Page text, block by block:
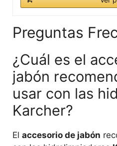
Preguntas
¿Cuál es el
jabón
usar con las
Karcher?
El accesorio de jabón